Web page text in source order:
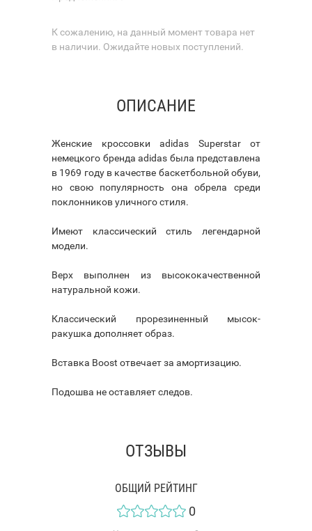
К сожалению, на данный момент товара нет
в наличии. Ожидайте новых поступлений.
ОПИСАНИЕ
Женские кроссовки adidas Superstar от
немецкого бренда adidas была представлена
в 1969 году в качестве баскетбольной обуви,
но свою популярность она обрела среди
поклонников уличного стиля.
Имеют классический стиль легендарной
модели.
Верх выполнен из высококачественной
натуральной кожи.
Классический прорезиненный мысок-
ракушка дополняет образ.
Вставка Boost отвечает за амортизацию.
Подошва не оставляет следов.
ОТЗЫВЫ
ОБЩИЙ РЕЙТИНГ
0